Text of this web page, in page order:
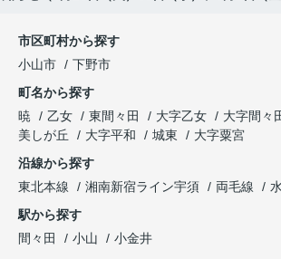
市区町村から探す
小山市
下野市
町名から探す
暁
乙女 東間々田 大字乙女 大字間々
美しが丘
大字平和 城東
大字粟宮
沿線から探す
東北本線
湘南新宿ライン宇須 両毛線
駅から探す
間々田
小山 小金井